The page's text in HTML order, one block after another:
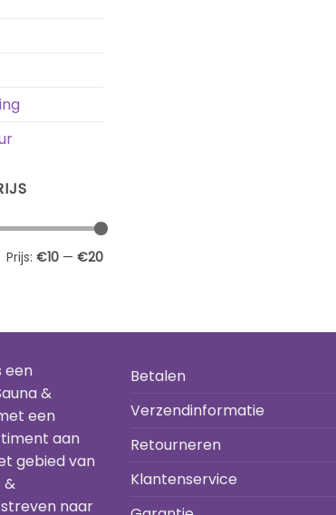
Prijs: €10 — €20
een
&
een
aan
gebied van
&
naar
Betalen
Verzendinformatie
Retourneren
Klantenservice